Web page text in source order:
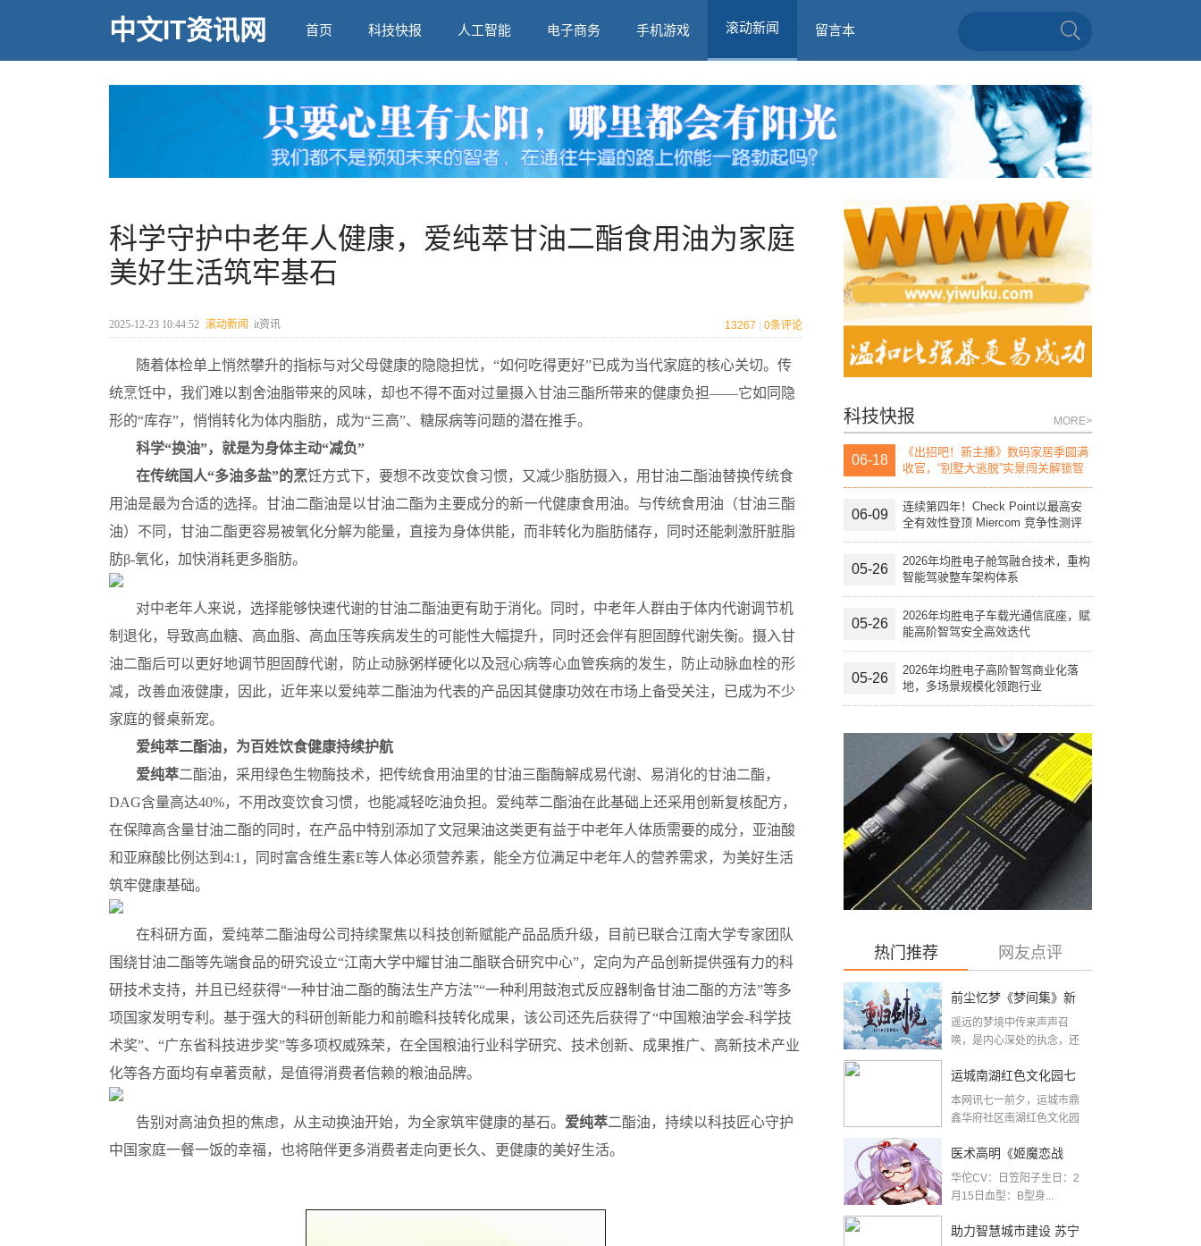
中文IT资讯网 首页 科技快报 人工智能 电子商务 手机游戏 滚动新闻 留言本
科学守护中老年人健康，爱纯萃甘油二酯食用油为家庭
美好生活筑牢基石
2025-12-23 10:44:52 滚动新闻 it资讯 13267 0条评论
随着体检单上悄然攀升的指标与对父母健康的隐隐担忧，“如何吃得更好”已成为当代家庭的核心关切。传
统烹饪中，我们难以割舍油脂带来的风味，却也不得不面对过量摄入甘油三酯所带来的健康负担——它如同隐
形的“库存”，悄悄转化为体内脂肪，成为“三高”、糖尿病等问题的潜在推手。
科学“换油”，就是为身体主动“减负”
在传统国人“多油多盐”的烹饪方式下，要想不改变饮食习惯，又减少脂肪摄入，用甘油二酯油替换传统食
用油是最为合适的选择。甘油二酯油是以甘油二酯为主要成分的新一代健康食用油。与传统食用油（甘油三酯
油）不同，甘油二酯更容易被氧化分解为能量，直接为身体供能，而非转化为脂肪储存，同时还能刺激肝脏脂
肪β-氧化，加快消耗更多脂肪。
对中老年人来说，选择能够快速代谢的甘油二酯油更有助于消化。同时，中老年人群由于体内代谢调节机
制退化，导致高血糖、高血脂、高血压等疾病发生的可能性大幅提升，同时还会伴有胆固醇代谢失衡。摄入甘
油二酯后可以更好地调节胆固醇代谢，防止动脉粥样硬化以及冠心病等心血管疾病的发生，防止动脉血栓的形
减，改善血液健康，因此，近年来以爱纯萃二酯油为代表的产品因其健康功效在市场上备受关注，已成为不少
家庭的餐桌新宠。
爱纯萃二酯油，为百姓饮食健康持续护航
爱纯萃二酯油，采用绿色生物酶技术，把传统食用油里的甘油三酯酶解成易代谢、易消化的甘油二酯，
DAG含量高达40%，不用改变饮食习惯，也能减轻吃油负担。爱纯萃二酯油在此基础上还采用创新复核配方，
在保障高含量甘油二酯的同时，在产品中特别添加了文冠果油这类更有益于中老年人体质需要的成分，亚油酸
和亚麻酸比例达到4:1，同时富含维生素E等人体必须营养素，能全方位满足中老年人的营养需求，为美好生活
筑牢健康基础。
在科研方面，爱纯萃二酯油母公司持续聚焦以科技创新赋能产品品质升级，目前已联合江南大学专家团队
围绕甘油二酯等先端食品的研究设立“江南大学中耀甘油二酯联合研究中心”，定向为产品创新提供强有力的科
研技术支持，并且已经获得“一种甘油二酯的酶法生产方法”“一种利用鼓泡式反应器制备甘油二酯的方法”等多
项国家发明专利。基于强大的科研创新能力和前瞻科技转化成果，该公司还先后获得了“中国粮油学会-科学技
术奖”、“广东省科技进步奖”等多项权威殊荣，在全国粮油行业科学研究、技术创新、成果推广、高新技术产业
化等各方面均有卓著贡献，是值得消费者信赖的粮油品牌。
告别对高油负担的焦虑，从主动换油开始，为全家筑牢健康的基石。 爱纯萃二酯油，持续以科技匠心守护
中国家庭一餐一饭的幸福，也将陪伴更多消费者走向更长久、更健康的美好生活。
科技快报 MORE>
06-18
《出招吧！新主播》数码家居季圆满
收官，“别墅大逃脱”实景闯关解锁智
06-09
连续第四年！Check Point以最高安
全有效性登顶 Miercom 竞争性测评
05-26
2026年均胜电子舱驾融合技术，重构
智能驾驶整车架构体系
05-26
2026年均胜电子车载光通信底座，赋
能高阶智驾安全高效迭代
05-26
2026年均胜电子高阶智驾商业化落
地，多场景规模化领跑行业
热门推荐 网友点评
前尘忆梦《梦间集》新
版本『重归剑境』开启
遥远的梦境中传来声声召
唤，是内心深处的执念，还
运城南湖红色文化园七
一前夕建成开放
本网讯七一前夕，运城市鼎
鑫华府社区南湖红色文化园
医术高明《姬魔恋战
纪》华佗人物档案
华佗CV：日笠阳子生日：2
月15日血型：B型身...
助力智慧城市建设 苏宁